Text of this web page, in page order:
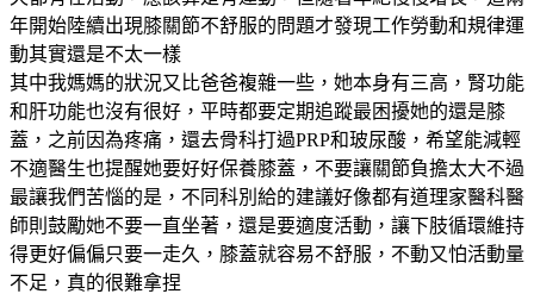
年開始陸續出現膝關節不舒服的問題才發現工作勞動和規律運
動其實還是不太一樣
其中我媽媽的狀況又比爸爸複雜一些，她本身有三高，腎功能
和肝功能也沒有很好，平時都要定期追蹤最困擾她的還是膝
蓋，之前因為疼痛，還去骨科打過PRP和玻尿酸，希望能減輕
不適醫生也提醒她要好好保養膝蓋，不要讓關節負擔太大不過
最讓我們苦惱的是，不同科別給的建議好像都有道理家醫科醫
師則鼓勵她不要一直坐著，還是要適度活動，讓下肢循環維持
得更好偏偏只要一走久，膝蓋就容易不舒服，不動又怕活動量
不足，真的很難拿捏